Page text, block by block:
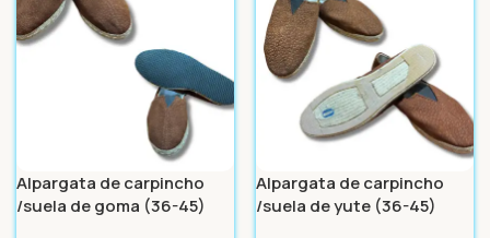
Alpargata de carpincho
/suela de goma (36-45)
Alpargata de carpincho
/suela de yute (36-45)